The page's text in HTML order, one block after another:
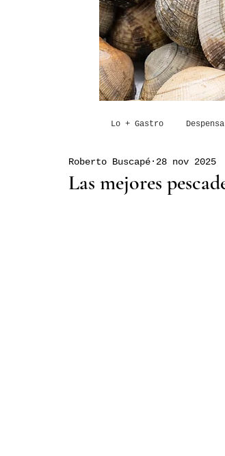
Lo + Gastro Despensa
Las mejores
Roberto Buscapé 28 nov 2025